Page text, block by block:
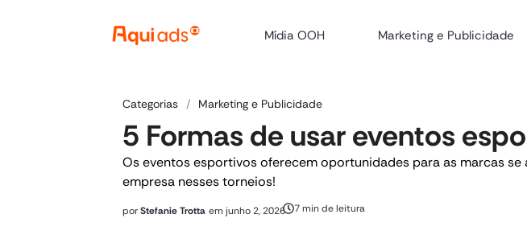
Mídia OOH Marketing e Publicidade
Categorias / Marketing e Publicidade
5 Formas de usar eventos
Os eventos esportivos oferecem oportunidades para as marcas
empresa nesses torneios!
porStefanie Trotta em junho 2, 2026 7 min de leitura